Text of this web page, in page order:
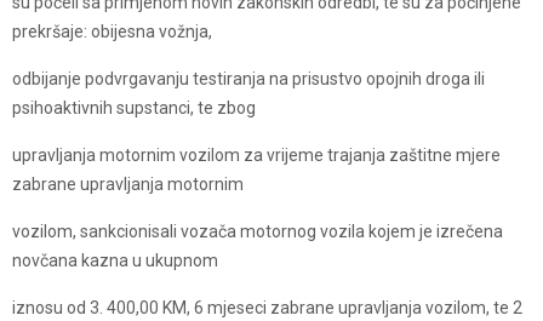
prekršaje: obijesna vožnja,
odbijanje podvrgavanju testiranja na prisustvo opojnih droga ili
psihoaktivnih supstanci, te zbog
upravljanja motornim vozilom za vrijeme trajanja zaštitne mjere
zabrane upravljanja motornim
vozilom, sankcionisali vozača motornog vozila kojem je izrečena
novčana kazna u ukupnom
iznosu od 3. 400,00 KM, 6 mjeseci zabrane upravljanja vozilom, te 2